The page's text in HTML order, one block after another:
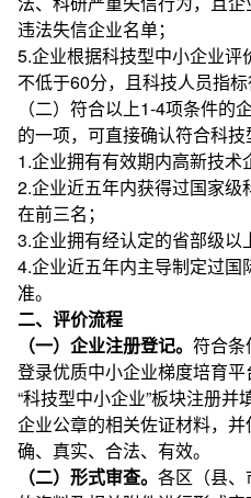
违法失信企业名单；
5.企业根据科技型中小企业
不低于60分，且科技人员指标
（二）符合以上1-4项条件的
的一项，可直接确认符合科技
1.企业拥有有效期内高新技术
2.企业近五年内获得过国家
在前三名；
3.企业拥有经认定的省部级以
4.企业近五年内主导制定过
准。
二、评价流程
（一）企业注册登记。 符合条
登录优质中小企业梯度培育平
“科技型中小企业”板块注册
企业公章的相关佐证材料，
确、真实、合法、有效。
（二）形式审查。 各区（县